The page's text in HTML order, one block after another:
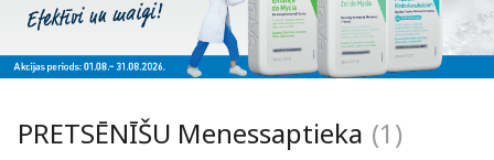
PRETSĒNĪŠU Menessaptieka (1)